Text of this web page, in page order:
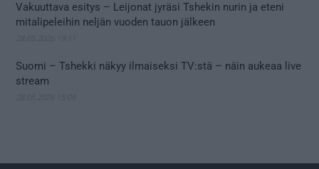
Vakuuttava esitys – Leijonat jyräsi Tshekin nurin ja eteni
mitalipeleihin neljän vuoden tauon jälkeen
Suomi – Tshekki näkyy ilmaiseksi TV:stä – näin aukeaa live
stream